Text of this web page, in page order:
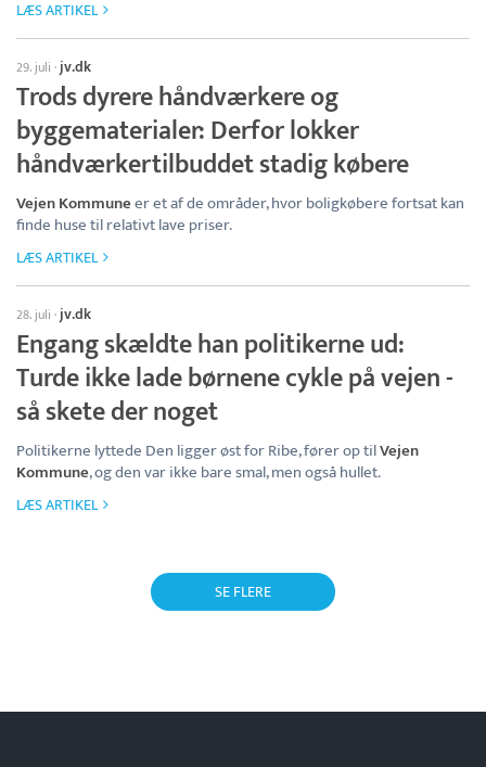
LÆS ARTIKEL
29. juli ·jv.dk
Trods dyrere håndværkere og
byggematerialer: Derfor lokker
håndværkertilbuddet stadig købere
Vejen Kommuneer et af de områder, hvor boligkøbere fortsat kan
finde huse til relativt lave priser.
LÆS ARTIKEL
28. juli ·jv.dk
Engang skældte han politikerne ud:
Turde ikke lade børnene cykle på vejen -
så skete der noget
Politikerne lyttede Den ligger øst for Ribe, fører op tilVejen
Kommune, og den var ikke bare smal, men også hullet.
LÆS ARTIKEL
SE FLERE